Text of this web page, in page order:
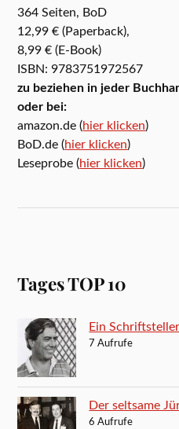
364 Seiten, BoD
12,99 € (Paperback),
8,99 € (E-Book)
ISBN: 9783751972567
zu beziehen in jeder
oder bei:
amazon.de (hier klicken)
BoD.de (hier klicken)
Leseprobe (hier klicken)
Tages TOP 10
Ein
7 Aufrufe
Der seltsame
6 Aufrufe